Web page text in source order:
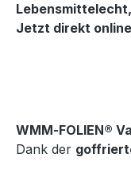
Jetzt direkt
WMM‑FOLIEN®
Dank der